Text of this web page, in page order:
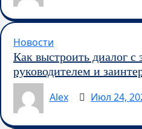
Новости
Как выстроить диалог с
руководителем и
Alex
Июл 24,